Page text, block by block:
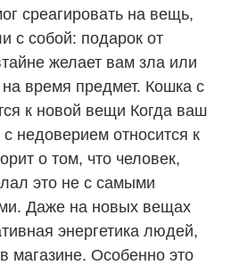
среагировать на вещь,
с собой: подарок от
желает вам зла или
время предмет. Кошка с
к новой вещи Когда ваш
недоверием относится к
о том, что человек,
это не с самыми
Даже на новых вещах
энергетика людей,
магазине. Особенно это